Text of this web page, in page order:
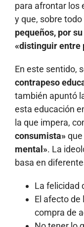
para afrontar los
y que, sobre todo
pequeños, por
«distinguir entre
En este sentido,
contrapeso
también apuntó
esta educación
la que impera,
consumista»que
mental». La
basa en
La felicidad
El afecto de
compra de